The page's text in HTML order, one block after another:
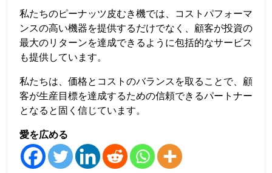
私たちのピーナッツ皮むき機では、コストパフォーマ
ンスの高い機器を提供するだけでなく、顧客が投資の
最大のリターンを達成できるように包括的なサービス
も提供しています。
私たちは、価格とコストのバランスを取ることで、顧
客が生産目標を達成するための信頼できるパートナー
となると固く信じています。
愛を広める